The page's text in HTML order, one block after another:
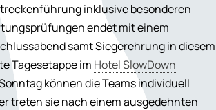
inklusive besonderen
endet mit einem
samt Siegerehrung in diesem
Tagesetappe im Hotel SlowDown
können die Teams individuell
treten sie nach einem ausgedehnten